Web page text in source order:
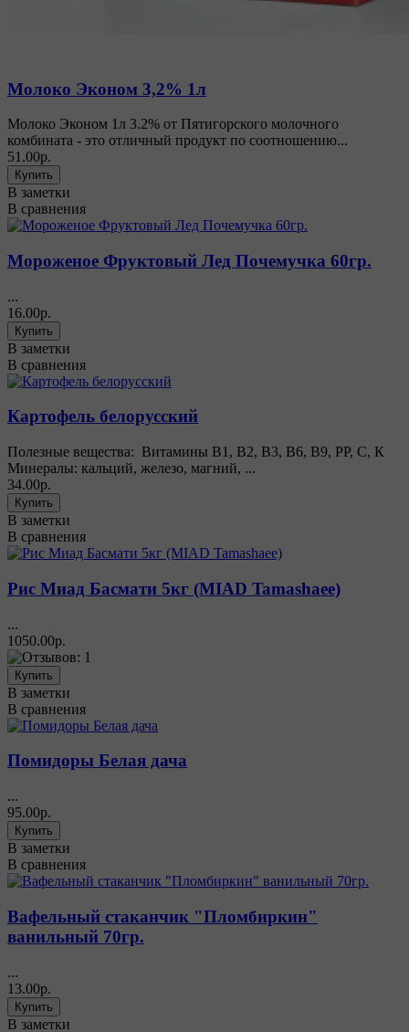
Молоко Эконом 3,2% 1л
Молоко Эконом 1л 3.2% от Пятигорского молочного
комбината - это отличный продукт по соотношению...
51.00р.
В заметки
В сравнения
Мороженое Фруктовый Лед Почемучка 60гр.
...
16.00р.
В заметки
В сравнения
Картофель белорусский
Полезные вещества: Витамины В1, В2, В3, В6, В9, РР, С, К
Минералы: кальций, железо, магний, ...
34.00р.
В заметки
В сравнения
Рис Миад Басмати 5кг (MIAD Tamashaee)
...
1050.00р.
В заметки
В сравнения
Помидоры Белая дача
...
95.00р.
В заметки
В сравнения
Вафельный стаканчик "Пломбиркин"
ванильный 70гр.
...
13.00р.
В заметки